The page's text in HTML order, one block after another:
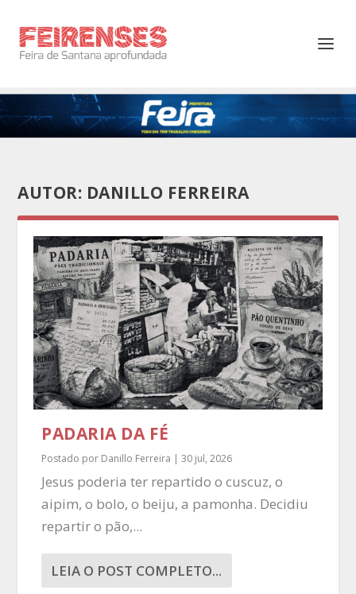
AUTOR: DANILLO FERREIRA
PADARIA DA FÉ
Postado por Danillo Ferreira |30 jul, 2026
Jesus poderia ter repartido o cuscuz, o
aipim, o bolo, o beiju, a pamonha. Decidiu
repartir o pão,...
LEIA O POST COMPLETO...